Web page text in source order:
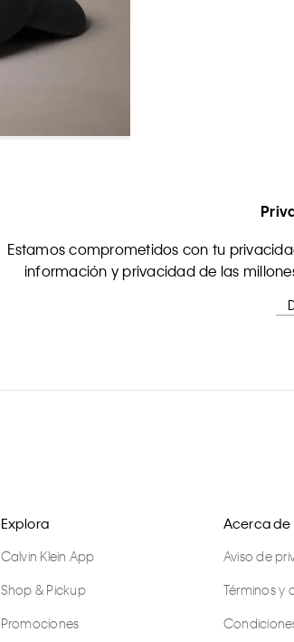
Estamos comprometidos con tu
información y privacidad de las
Explora
Calvin Klein App
Shop & Pickup
Promociones
Acerca de
Aviso de
Términos y